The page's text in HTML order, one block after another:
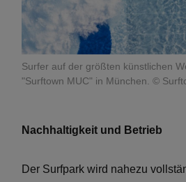
Surfer auf der größten künstlichen
"Surftown MUC" in München. ©
Nachhaltigkeit und Betrieb
Der Surfpark wird nahezu